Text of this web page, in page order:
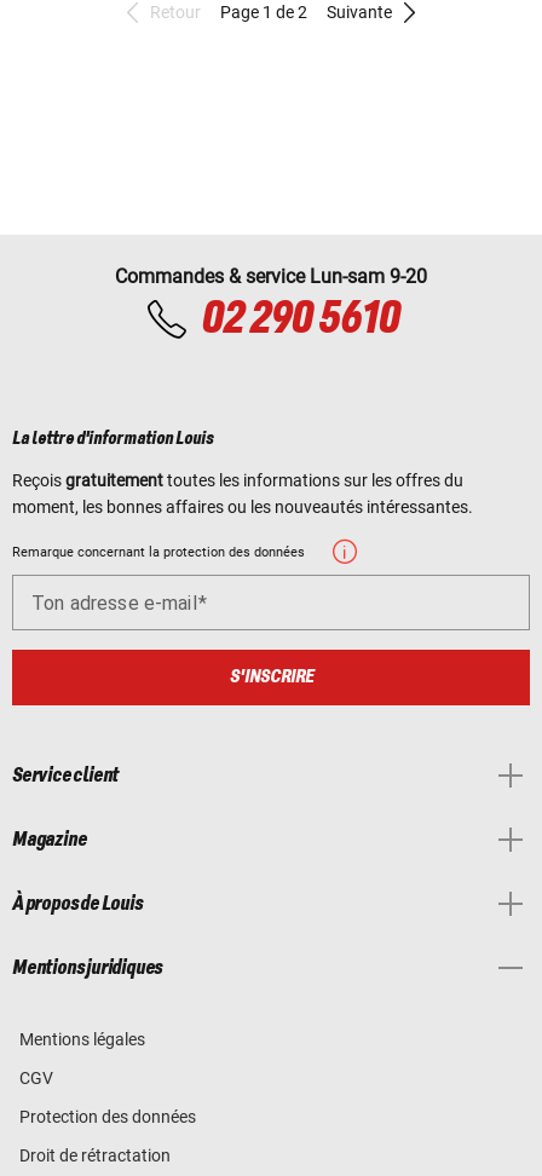
Retour Page 1 de 2 Suivante
Commandes & service Lun-sam 9-20
02 290 5610
La lettre d'information Louis
Reçoisgratuitementtoutes les informations sur les offres du
moment, les bonnes affaires ou les nouveautés intéressantes.
Remarque concernant la protection des données
Ton adresse e-mail
S'INSCRIRE
Service client
Magazine
À propos de Louis
Mentions juridiques
Mentions légales
CGV
Protection des données
Droit de rétractation